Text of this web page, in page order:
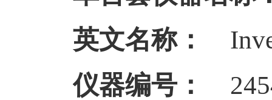
英文名称：
仪器编号 ：